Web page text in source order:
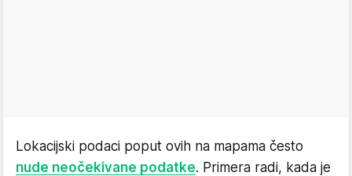
Lokacijski podaci poput ovih na mapama često
nude neočekivane podatke. Primera radi, kada je